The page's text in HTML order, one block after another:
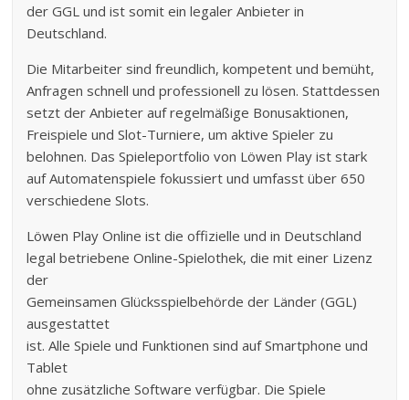
der GGL und ist somit ein legaler Anbieter in
Deutschland.
Die Mitarbeiter sind freundlich, kompetent und bemüht,
Anfragen schnell und professionell zu lösen. Stattdessen
setzt der Anbieter auf regelmäßige Bonusaktionen,
Freispiele und Slot-Turniere, um aktive Spieler zu
belohnen. Das Spieleportfolio von Löwen Play ist stark
auf Automatenspiele fokussiert und umfasst über 650
verschiedene Slots.
Löwen Play Online ist die offizielle und in Deutschland
legal betriebene Online-Spielothek, die mit einer Lizenz
der
Gemeinsamen Glücksspielbehörde der Länder (GGL)
ausgestattet
ist. Alle Spiele und Funktionen sind auf Smartphone und
Tablet
ohne zusätzliche Software verfügbar. Die Spiele